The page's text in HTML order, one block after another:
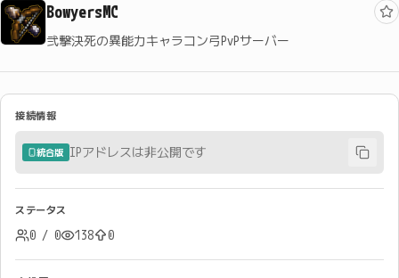
BowyersMC
弐撃決死の異能力キャラコン弓PvPサーバー
接続情報
統合版 IPアドレスは非公開です
ステータス
0 / 0 138 0